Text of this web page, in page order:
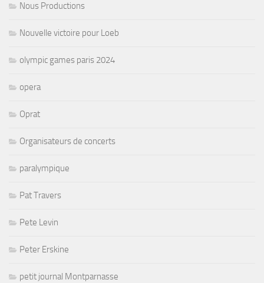
Nous Productions
Nouvelle victoire pour Loeb
olympic games paris 2024
opera
Oprat
Organisateurs de concerts
paralympique
Pat Travers
Pete Levin
Peter Erskine
petit journal Montparnasse